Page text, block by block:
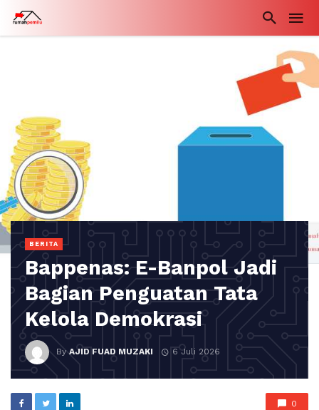
BERITA
Bappenas: E-Banpol Jadi
Bagian Penguatan Tata
Kelola Demokrasi
ByAJID FUAD MUZAKI 6 Juli 2026
0